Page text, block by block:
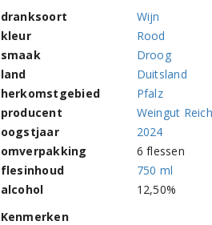
dranksoort
Wijn
kleur
Rood
smaak
Droog
land
Duitsland
herkomstgebied
Pfalz
producent
Weingut
oogstjaar
2024
omverpakking
6 flessen
flesinhoud
750 ml
alcohol
12,50%
Kenmerken